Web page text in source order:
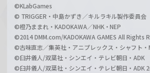
©KLabGames
© TRIGGER・中島かずき／キルラキル製作委員会
©橙乃ままれ・KADOKAWA／NHK・NEP
©2014 DMM.com/KADOKAWA GAMES All Rights
©古味直志／集英社・アニプレックス・シャフト・
©臼井儀人/双葉社・シンエイ・テレビ朝日・ADK
©臼井儀人/双葉社・シンエイ・テレビ朝日・ADK